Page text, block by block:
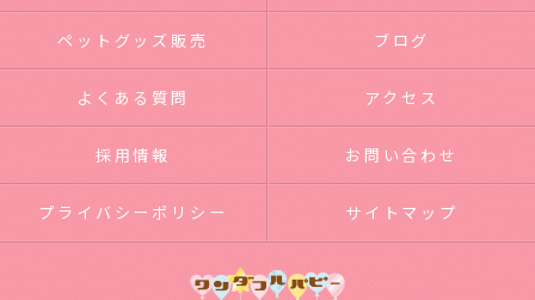
ペットグッズ販売 ブログ
よくある質問 アクセス
採用情報 お問い合わせ
プライバシーポリシー サイトマップ